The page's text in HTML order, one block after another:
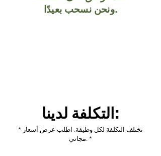
ونحن نسحب بعيدًا.
التكلفة لدينا:
* تختلف التكلفة لكل وظيفة. اطلب عرض أسعار
مجاني. *